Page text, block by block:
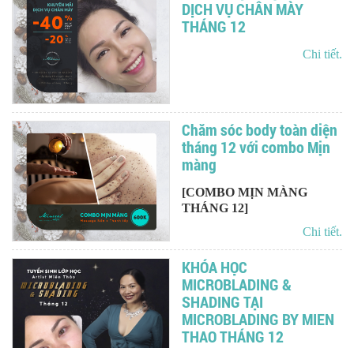
DỊCH VỤ CHÂN MÀY
THÁNG 12
Chi tiết.
Chăm sóc body toàn diện
tháng 12 với combo Mịn
màng
[COMBO MỊN MÀNG
THÁNG 12]
Chi tiết.
KHÓA HỌC
MICROBLADING &
SHADING TẠI
MICROBLADING BY MIEN
THAO THÁNG 12